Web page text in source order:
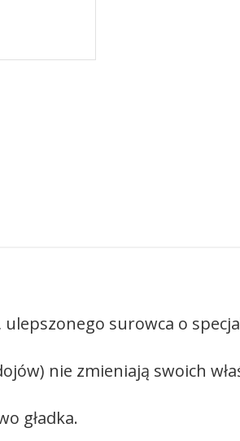
surowca o
nie zmieniają swoich
gładka.